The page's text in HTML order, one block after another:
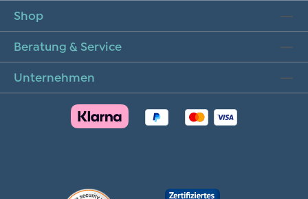
Shop
Beratung & Service
Unternehmen